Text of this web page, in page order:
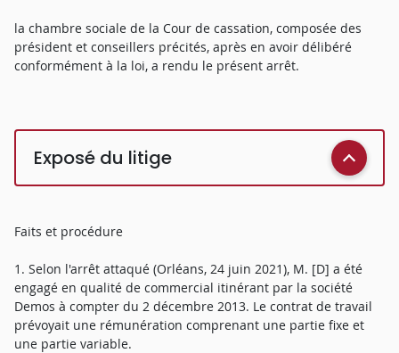
la chambre sociale de la Cour de cassation, composée des
président et conseillers précités, après en avoir délibéré
conformément à la loi, a rendu le présent arrêt.
Exposé du litige
Faits et procédure
1. Selon l'arrêt attaqué (Orléans, 24 juin 2021), M. [D] a été
engagé en qualité de commercial itinérant par la société
Demos à compter du 2 décembre 2013. Le contrat de travail
prévoyait une rémunération comprenant une partie fixe et
une partie variable.